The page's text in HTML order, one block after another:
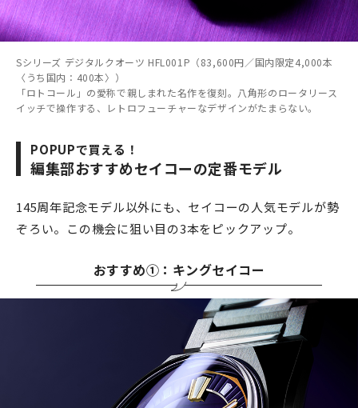
Sシリーズ デジタルクオーツ HFL001P（83,600円／国内限定4,000本
〈うち国内：400本〉）
「ロトコール」の愛称で親しまれた名作を復刻。八角形のロータリース
イッチで操作する、レトロフューチャーなデザインがたまらない。
POPUPで買える！
編集部おすすめセイコーの定番モデル
145周年記念モデル以外にも、セイコーの人気モデルが勢
ぞろい。この機会に狙い目の3本をピックアップ。
おすすめ①：キングセイコー